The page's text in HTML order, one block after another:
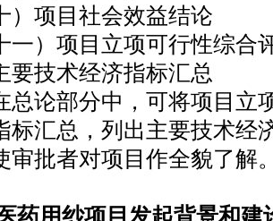
目社会效益结论
项目立项可行性综合
技术经济指标汇总
分中，可将项目立项
标汇总，列出主要技术经
批者对项目作全貌了解
药用纱项目发起背景和建